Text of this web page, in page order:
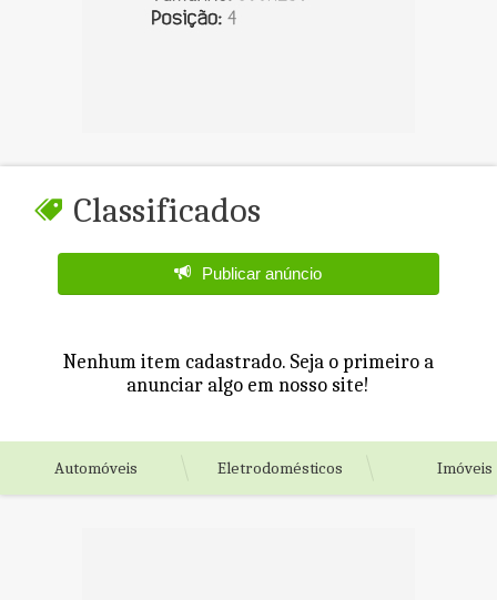
Classificados
Publicar anúncio
Nenhum item cadastrado. Seja o primeiro a
anunciar algo em nosso site!
Automóveis Eletrodomésticos Imóveis